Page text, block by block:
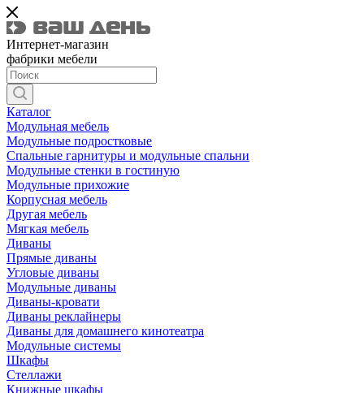
Интернет-магазин
фабрики мебели
Каталог
Модульная мебель
Модульные подростковые
Спальные гарнитуры и модульные спальни
Модульные стенки в гостиную
Модульные прихожие
Корпусная мебель
Другая мебель
Мягкая мебель
Диваны
Прямые диваны
Угловые диваны
Модульные диваны
Диваны-кровати
Диваны реклайнеры
Диваны для домашнего кинотеатра
Модульные системы
Шкафы
Стеллажи
Книжные шкафы